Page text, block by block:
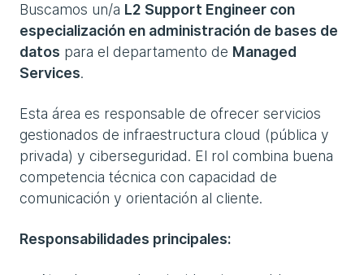
Buscamos un/a L2 Support Engineer con
especialización en administración de bases de
datos para el departamento de Managed
Services.
Esta área es responsable de ofrecer servicios
gestionados de infraestructura cloud (pública y
privada) y ciberseguridad. El rol combina buena
competencia técnica con capacidad de
comunicación y orientación al cliente.
Responsabilidades principales: